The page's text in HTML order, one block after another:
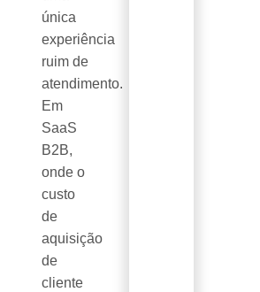
única
experiência
ruim de
atendimento.
Em
SaaS
B2B,
onde o
custo
de
aquisição
de
cliente